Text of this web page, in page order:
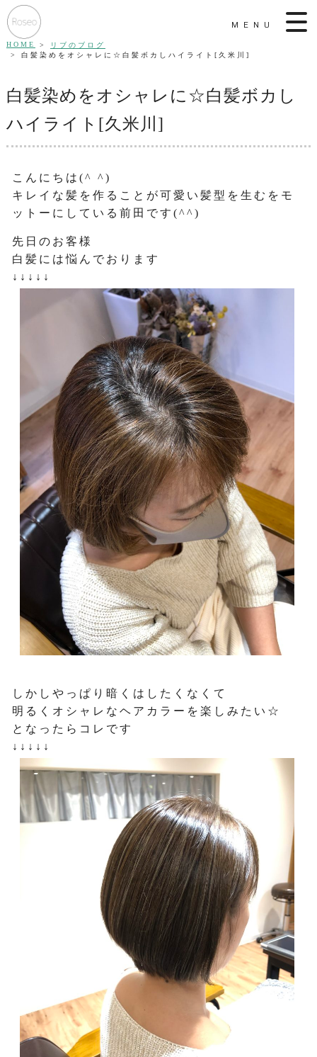
MENU
HOME
リブのブログ
白髪染めをオシャレに☆白髪ボカしハイライト[久米川]
白髪染めをオシャレに☆白髪ボカし
ハイライト[久米川]
こんにちは(^ ^)
キレイな髪を作ることが可愛い髪型を生むをモ
ットーにしている前田です(^^)
先日のお客様
白髪には悩んでおります
↓↓↓↓↓
しかしやっぱり暗くはしたくなくて
明るくオシャレなヘアカラーを楽しみたい☆
となったらコレです
↓↓↓↓↓